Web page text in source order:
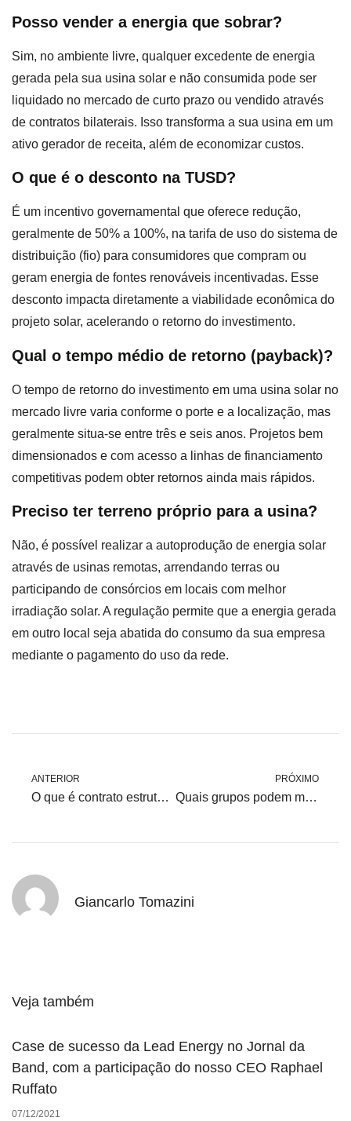
Posso vender a energia que sobrar?
Sim, no ambiente livre, qualquer excedente de energia
gerada pela sua usina solar e não consumida pode ser
liquidado no mercado de curto prazo ou vendido através
de contratos bilaterais. Isso transforma a sua usina em um
ativo gerador de receita, além de economizar custos.
O que é o desconto na TUSD?
É um incentivo governamental que oferece redução,
geralmente de 50% a 100%, na tarifa de uso do sistema de
distribuição (fio) para consumidores que compram ou
geram energia de fontes renováveis incentivadas. Esse
desconto impacta diretamente a viabilidade econômica do
projeto solar, acelerando o retorno do investimento.
Qual o tempo médio de retorno (payback)?
O tempo de retorno do investimento em uma usina solar no
mercado livre varia conforme o porte e a localização, mas
geralmente situa-se entre três e seis anos. Projetos bem
dimensionados e com acesso a linhas de financiamento
competitivas podem obter retornos ainda mais rápidos.
Preciso ter terreno próprio para a usina?
Não, é possível realizar a autoprodução de energia solar
através de usinas remotas, arrendando terras ou
participando de consórcios em locais com melhor
irradiação solar. A regulação permite que a energia gerada
em outro local seja abatida do consumo da sua empresa
mediante o pagamento do uso da rede.
ANTERIOR
O que é contrato estruturado no mercado livre e quando usar
PRÓXIMO
Quais grupos podem migrar para o Mercado Livre de Energia?
Giancarlo Tomazini
Veja também
Case de sucesso da Lead Energy no Jornal da
Band, com a participação do nosso CEO Raphael
Ruffato
07/12/2021